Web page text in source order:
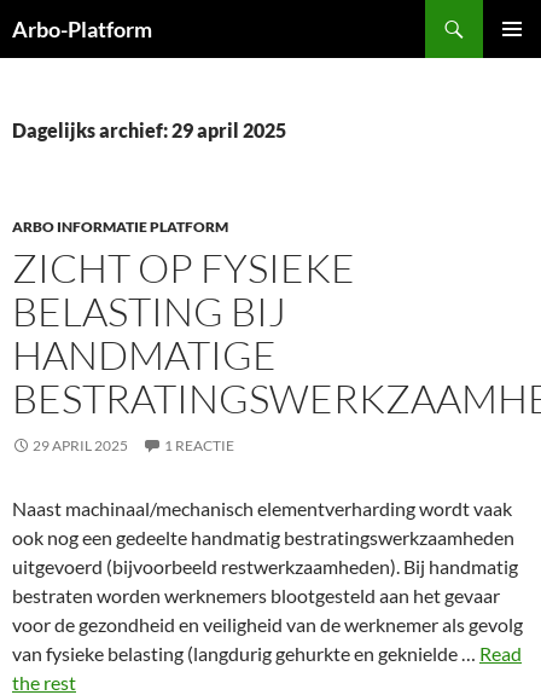
naar
Arbo-Platform
Dagelijks archief: 29 april 2025
ARBO INFORMATIE PLATFORM
ZICHT OP FYSIEKE
BELASTING BIJ
HANDMATIGE
29 APRIL 2025 1 REACTIE
Naast machinaal/mechanisch elementverharding wordt vaak
ook nog een gedeelte handmatig bestratingswerkzaamheden
uitgevoerd (bijvoorbeeld restwerkzaamheden). Bij handmatig
bestraten worden werknemers blootgesteld aan het gevaar
voor de gezondheid en veiligheid van de werknemer als gevolg
van fysieke belasting (langdurig gehurkte en geknielde … Read
the rest